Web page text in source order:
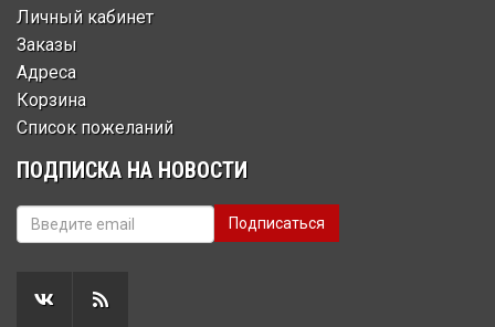
Личный кабинет
Заказы
Адреса
Корзина
Список пожеланий
ПОДПИСКА НА НОВОСТИ